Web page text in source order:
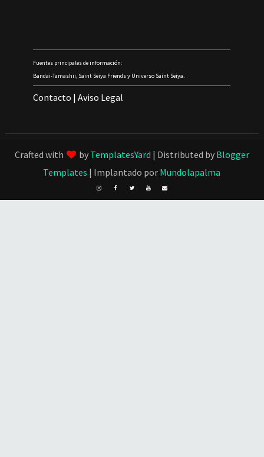
Fuentes principales de información:
Bandai-Tamashii, Saint Seiya Friends y Universo Saint Seiya.
Contacto |Aviso Legal
Crafted with by TemplatesYard | Distributed by Blogger
Templates | Implantado por Mundolapalma